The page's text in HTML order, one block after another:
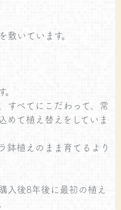
いています。
すべてにこだわって、常
めて植え替えをしていま
鉢植えのまま育てるより
入後8年後に最初の植え